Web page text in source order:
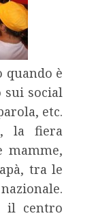
quando è
sui social
etc.
la fiera
mamme,
tra le
il centro